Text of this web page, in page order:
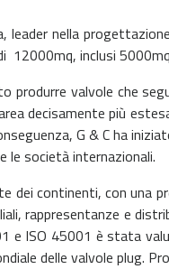
leader nella
12000mq, inclusi
produrre valvole che
decisamente più
G & C ha
le società internazionali.
continenti, con una
rappresentanze e
ISO 45001 è stata
delle valvole plug.